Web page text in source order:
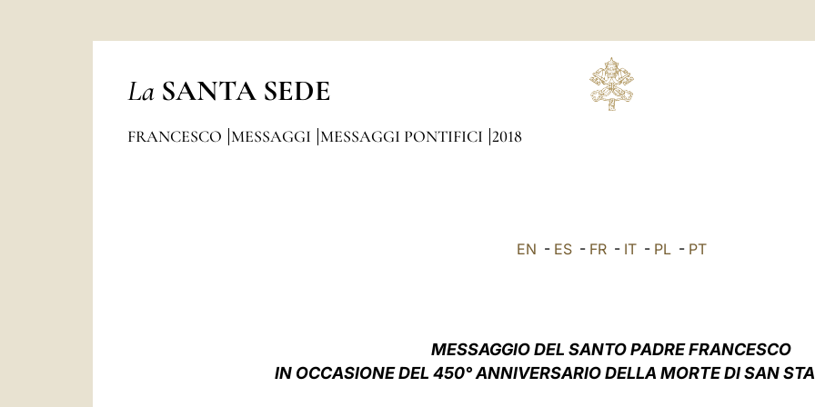
La SANTA SEDE
FRANCESCO MESSAGGI MESSAGGI PONTIFICI 2018
EN - ES- FR- IT- PL- PT
MESSAGGIO DEL SANTO PADRE FRANCESCO
IN OCCASIONE DEL 450° ANNIVERSARIO DELLA MORTE DI SAN